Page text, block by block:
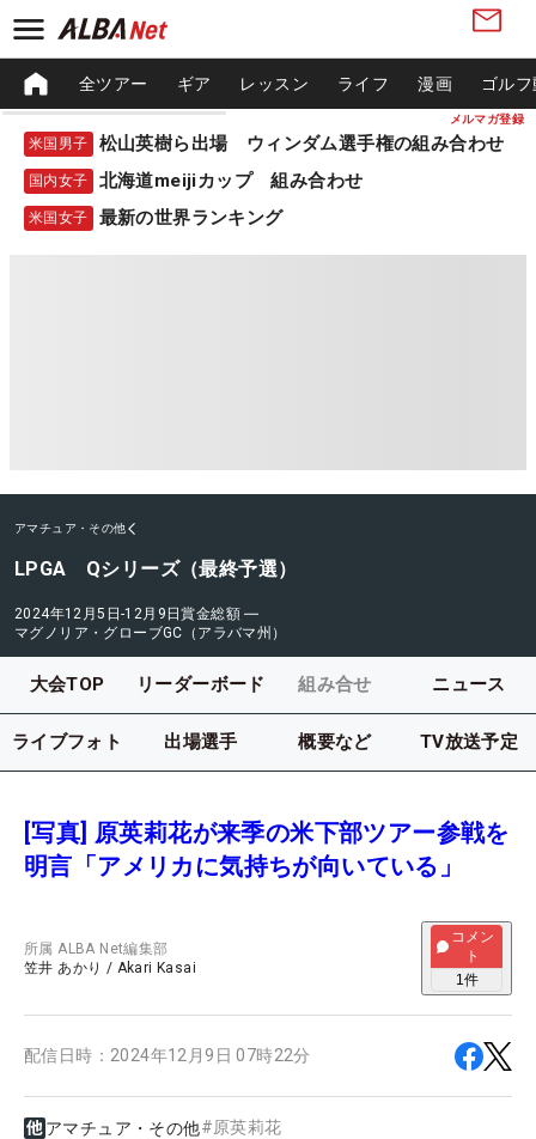
メルマガ登録
全ツアー ギア レッスン ライフ 漫画 ゴル
米国男子 松山英樹ら出場 ウィンダム選手権の組み合わせ
国内女子 北海道meijiカップ 組み合わせ
米国女子 最新の世界ランキング
アマチュア・その他
LPGA Qシリーズ（最終予選）
2024年12月5日-12月9日賞金総額 ―
マグノリア・グローブGC（アラバマ州）
大会TOP リーダーボード 組み合せ ニュース
ライブフォト 出場選手 概要など TV放送予定
[写真] 原英莉花が来季の米下部ツアー参戦を
明言「アメリカに気持ちが向いている」
所属ALBA Net編集部
笠井 あかり / Akari Kasai
コメン
ト
1件
配信日時： 2024年12月9日 07時22分
アマチュア・その他#原英莉花